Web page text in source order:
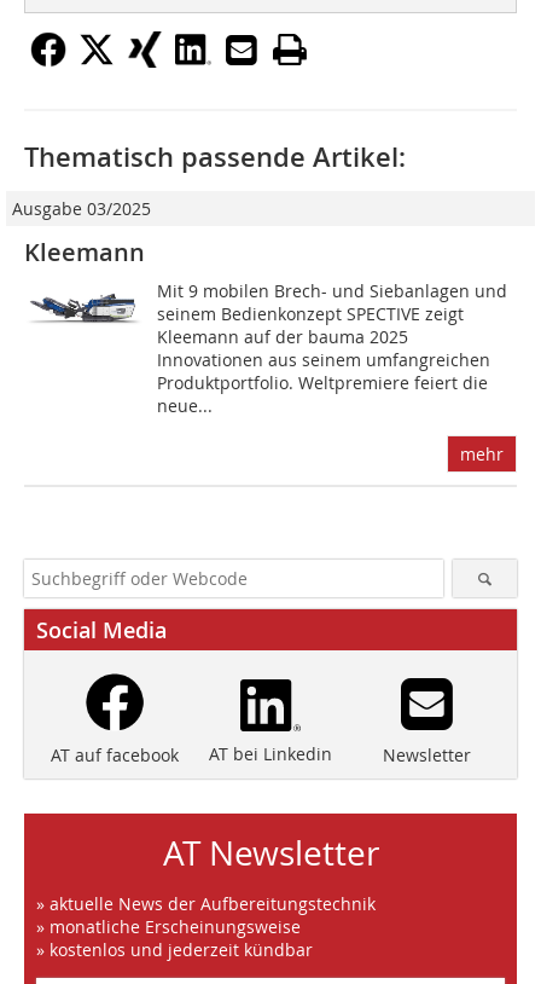
Thematisch passende Artikel:
Ausgabe 03/2025
Kleemann
Mit 9 mobilen Brech- und Siebanlagen und
seinem Bedienkonzept SPECTIVE zeigt
Kleemann auf der bauma 2025
Innovationen aus seinem umfangreichen
Produktportfolio. Weltpremiere feiert die
neue...
mehr
Social Media
AT auf facebook AT bei Linkedin Newsletter
AT Newsletter
» aktuelle News der Aufbereitungstechnik
» monatliche Erscheinungsweise
» kostenlos und jederzeit kündbar